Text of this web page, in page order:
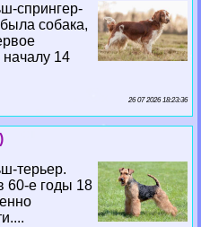
спрингер-
собака,
началу 14
26 07 2026 18:23:36
терьер.
60-е годы 18